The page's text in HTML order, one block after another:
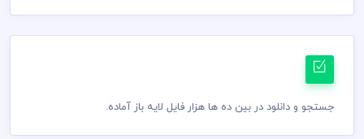
جستجو و دانلود در بین ده ها هزار فایل لایه باز آماده.